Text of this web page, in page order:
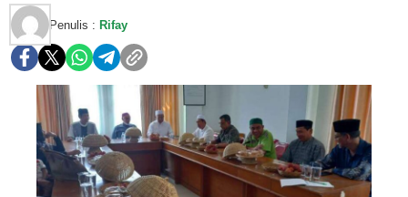
Penulis : Rifay